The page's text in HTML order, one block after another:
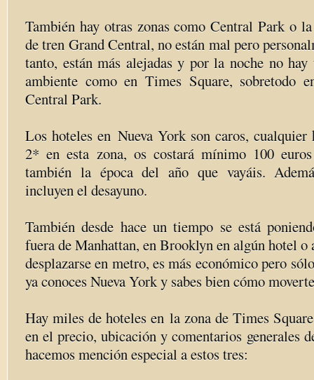
También hay otras zonas como Central Park o
de tren Grand Central, no están mal pero
tanto, están más alejadas y por la noche no
ambiente como en Times Square, sobretodo
Central Park.
Los hoteles en Nueva York son caros, cualquier
2* en esta zona, os costará mínimo 100
también la época del año que vayáis.
incluyen el desayuno.
También desde hace un tiempo se está
fuera de Manhattan, en Brooklyn en algún hotel o
desplazarse en metro, es más económico pero
ya conoces Nueva York y sabes bien cómo
Hay miles de hoteles en la zona de Times
en el precio, ubicación y comentarios generales
hacemos mención especial a estos tres: